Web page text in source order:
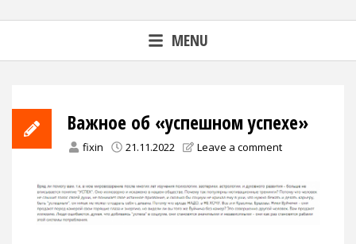
MENU
Важное об «успешном успехе»
fixin 21.11.2022 Leave a comment